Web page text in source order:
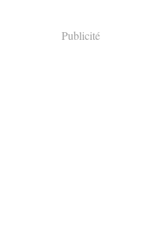
Publicité